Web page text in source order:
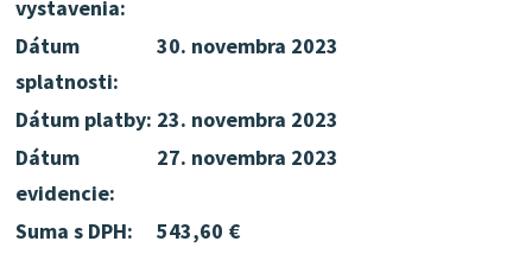
vystavenia:
Dátum
splatnosti:
30. novembra 2023
Dátum platby: 23. novembra 2023
Dátum
evidencie:
27. novembra 2023
Suma s DPH:
543,60 €